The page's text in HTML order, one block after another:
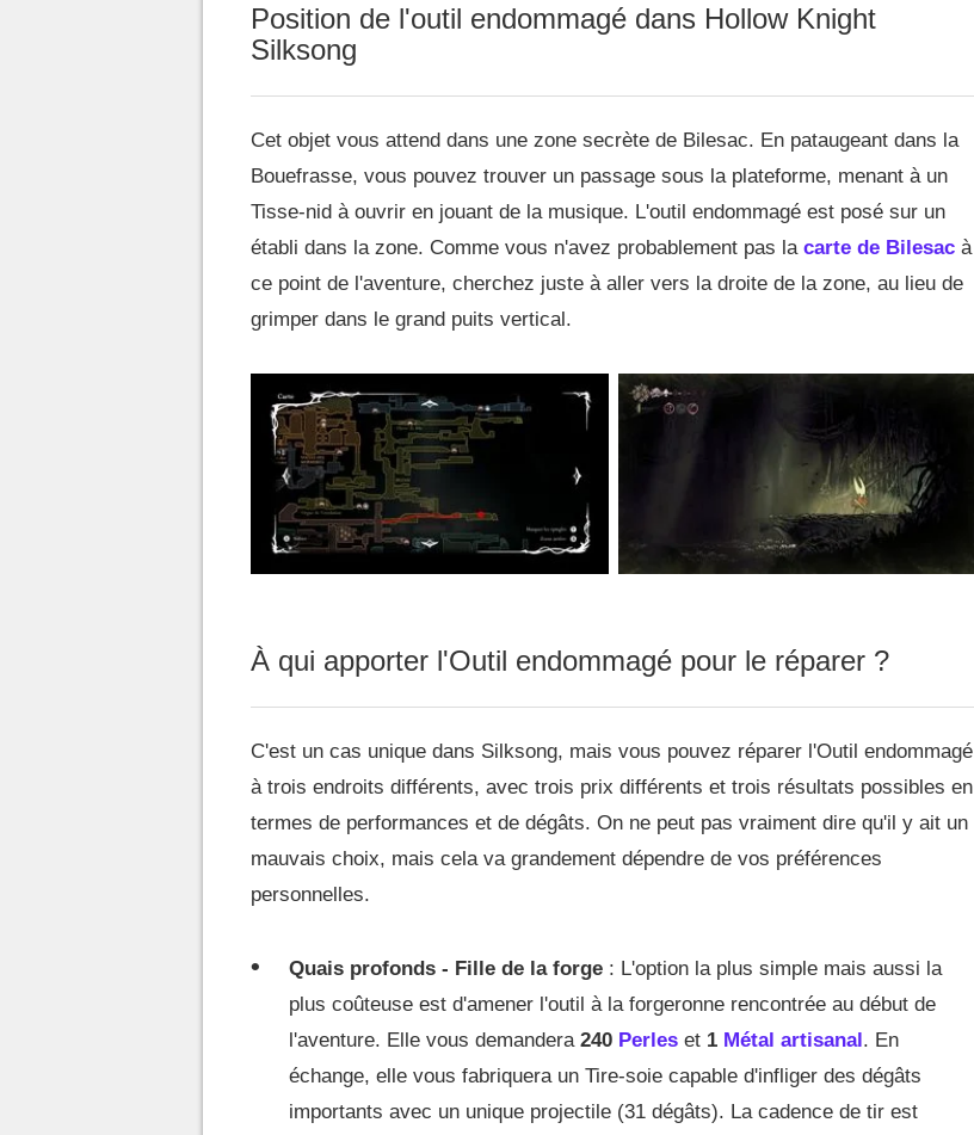
Position de l'outil endommagé dans Hollow Knight
Silksong
Cet objet vous attend dans une zone secrète de Bilesac. En pataugeant dans la
Bouefrasse, vous pouvez trouver un passage sous la plateforme, menant à un
Tisse-nid à ouvrir en jouant de la musique. L'outil endommagé est posé sur un
établi dans la zone. Comme vous n'avez probablement pas la carte de Bilesac à
ce point de l'aventure, cherchez juste à aller vers la droite de la zone, au lieu de
grimper dans le grand puits vertical.
À qui apporter l'Outil endommagé pour le réparer ?
C'est un cas unique dans Silksong, mais vous pouvez réparer l'Outil endommagé
à trois endroits différents, avec trois prix différents et trois résultats possibles en
termes de performances et de dégâts. On ne peut pas vraiment dire qu'il y ait un
mauvais choix, mais cela va grandement dépendre de vos préférences
personnelles.
Quais profonds - Fille de la forge : L'option la plus simple mais aussi la
plus coûteuse est d'amener l'outil à la forgeronne rencontrée au début de
l'aventure. Elle vous demandera 240 Perles et 1 Métal artisanal. En
échange, elle vous fabriquera un Tire-soie capable d'infliger des dégâts
importants avec un unique projectile (31 dégâts). La cadence de tir est